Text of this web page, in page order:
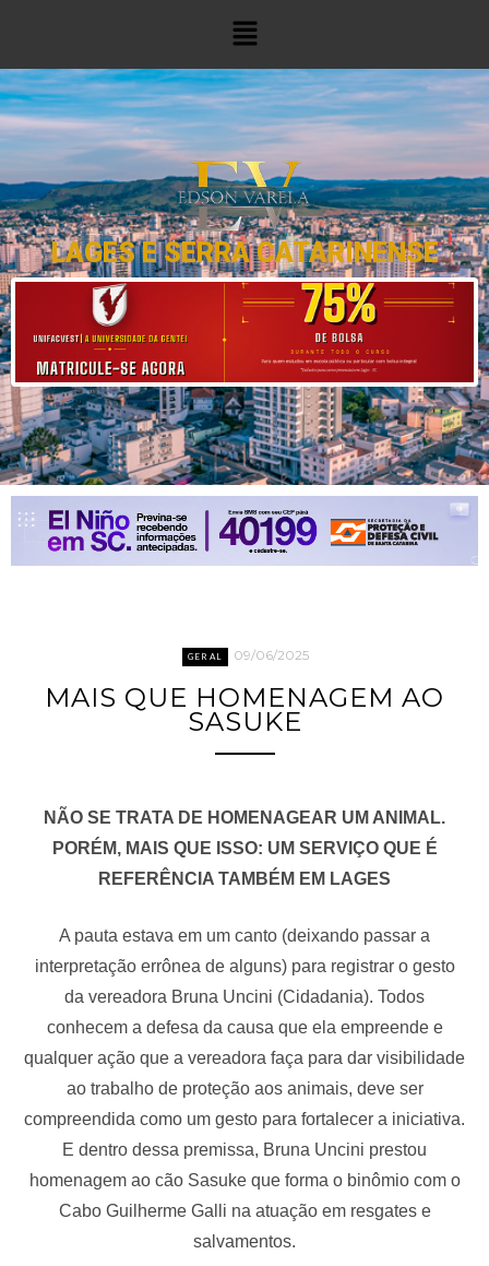
LAGES E SERRA CATARINENSE
GERAL 09/06/2025
MAIS QUE HOMENAGEM AO
SASUKE
NÃO SE TRATA DE HOMENAGEAR UM ANIMAL.
PORÉM, MAIS QUE ISSO: UM SERVIÇO QUE É
REFERÊNCIA TAMBÉM EM LAGES
A pauta estava em um canto (deixando passar a
interpretação errônea de alguns) para registrar o gesto
da vereadora Bruna Uncini (Cidadania). Todos
conhecem a defesa da causa que ela empreende e
qualquer ação que a vereadora faça para dar visibilidade
ao trabalho de proteção aos animais, deve ser
compreendida como um gesto para fortalecer a iniciativa.
E dentro dessa premissa, Bruna Uncini prestou
homenagem ao cão Sasuke que forma o binômio com o
Cabo Guilherme Galli na atuação em resgates e
salvamentos.